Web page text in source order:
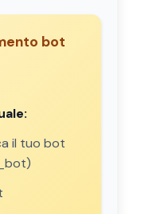
bot
il tuo bot